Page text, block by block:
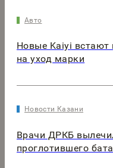
Авто
Новые Kaiyi встают
на уход марки
Новости Казани
Врачи ДРКБ
проглотившего